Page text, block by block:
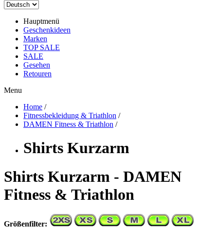
Hauptmenü
Geschenkideen
Marken
TOP SALE
SALE
Gesehen
Retouren
Menu
Home /
Fitnessbekleidung & Triathlon /
DAMEN Fitness & Triathlon /
Shirts Kurzarm
Shirts Kurzarm - DAMEN
Fitness & Triathlon
Größenfilter: